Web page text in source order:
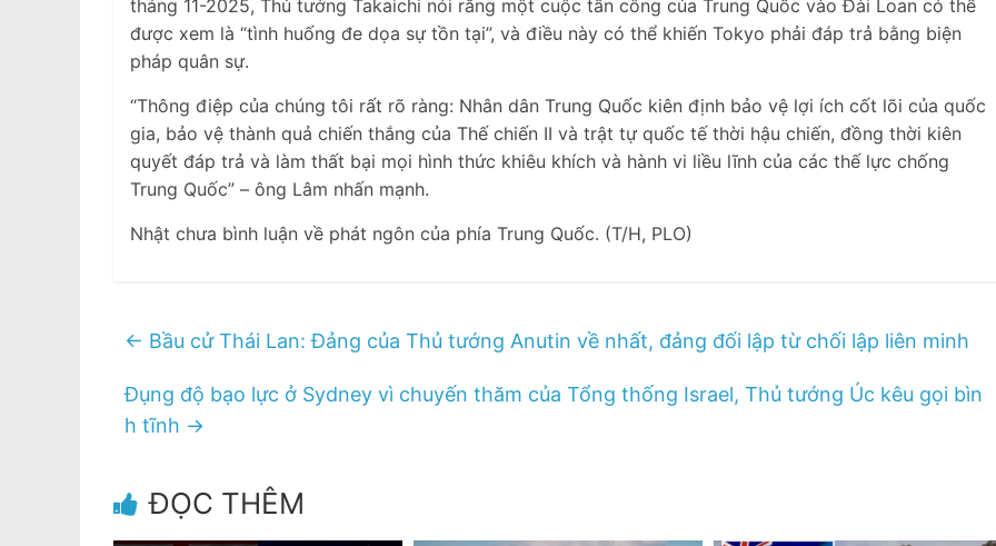
tháng 11-2025, Thủ tướng Takaichi nói rằng một cuộc tấn công của Trung Quốc vào Đài Loan có thể
được xem là “tình huống đe dọa sự tồn tại”, và điều này có thể khiến Tokyo phải đáp trả bằng biện
pháp quân sự.
“Thông điệp của chúng tôi rất rõ ràng: Nhân dân Trung Quốc kiên định bảo vệ lợi ích cốt lõi của quốc
gia, bảo vệ thành quả chiến thắng của Thế chiến II và trật tự quốc tế thời hậu chiến, đồng thời kiên
quyết đáp trả và làm thất bại mọi hình thức khiêu khích và hành vi liều lĩnh của các thế lực chống
Trung Quốc” – ông Lâm nhấn mạnh.
Nhật chưa bình luận về phát ngôn của phía Trung Quốc. (T/H, PLO)
← Bầu cử Thái Lan: Đảng của Thủ tướng Anutin về nhất, đảng đối lập từ chối lập liên minh
Đụng độ bạo lực ở Sydney vì chuyến thăm của Tổng thống Israel, Thủ tướng Úc kêu gọi bìn
h tĩnh →
ĐỌC THÊM